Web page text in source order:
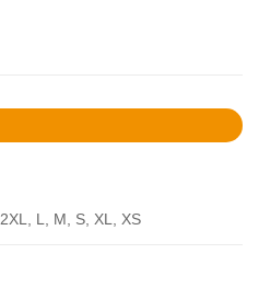
2XL, L, M, S, XL, XS